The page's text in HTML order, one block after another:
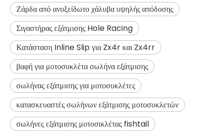
Ζάρδα από ανοξείδωτο χάλυβα υψηλής απόδοσης
Σιγαστήρας εξάτμισης Hole Racing
Κατάσταση Inline Slip για Zx4r και Zx4rr
βαφή για μοτοσυκλέτα σωλήνα εξάτμισης
σωλήνας εξάτμισης για μοτοσυκλέτες
κατασκευαστές σωλήνων εξάτμισης μοτοσυκλετών
σωλήνες εξάτμισης μοτοσικλέτας fishtail